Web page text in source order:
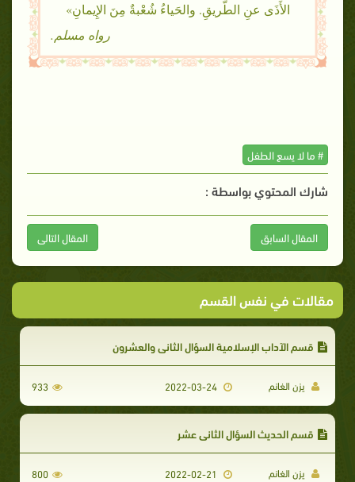
الأَذَى عنِ الطَّريقِ. والحَياءُ شُعْبةٌ مِنَ الإِيمانِ»
رواه مسلم.
# ما لا يسع الطفل
شارك المحتوي بواسطة :
المقال السابق المقال التالى
مقالات في نفس القسم
قسم الآداب الإسلامية السؤال الثاني والعشرون
يزن الغانم 2022-03-24
933
قسم الحديث السؤال الثاني عشر
يزن الغانم 800